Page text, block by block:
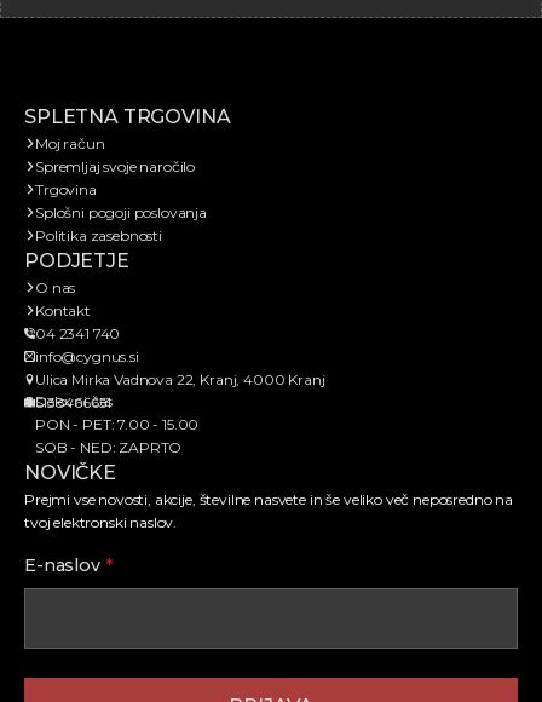
SPLETNA TRGOVINA
Moj račun
Spremljaj svoje naročilo
Trgovina
Splošni pogoji poslovanja
Politika zasebnosti
PODJETJE
O nas
Kontakt
04 2341 740
info@cygnus.si
Ulica Mirka Vadnova 22, Kranj, 4000 Kranj
SI38466651
Delovni čas
PON - PET: 7.00 - 15.00
SOB - NED: ZAPRTO
NOVIČKE
Prejmi vse novosti, akcije, številne nasvete in še veliko več neposredno na
tvoj elektronski naslov.
E-naslov *